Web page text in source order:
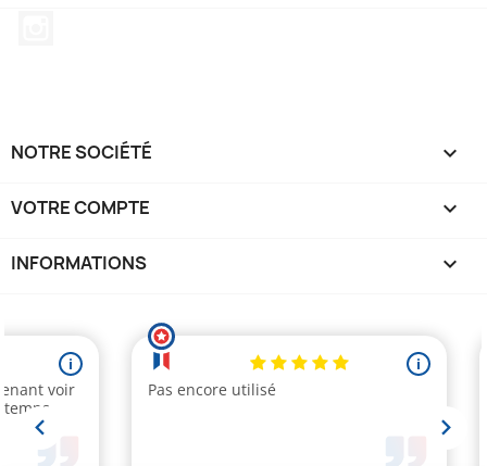
NOTRE SOCIÉTÉ 
VOTRE COMPTE 
INFORMATIONS keyboard_arrow_down